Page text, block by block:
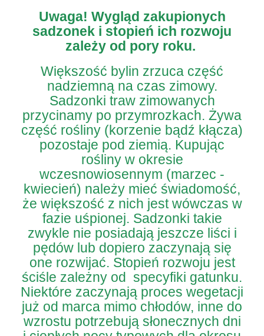
Uwaga! Wygląd zakupionych
sadzonek i stopień ich rozwoju
zależy od pory roku.
Większość bylin zrzuca część
nadziemną na czas zimowy.
Sadzonki traw zimowanych
przycinamy po przymrozkach. Żywa
część rośliny (korzenie bądź kłącza)
pozostaje pod ziemią. Kupując
rośliny w okresie
wczesnowiosennym (marzec -
kwiecień) należy mieć świadomość,
że większość z nich jest wówczas w
fazie uśpionej. Sadzonki takie
zwykle nie posiadają jeszcze liści i
pędów lub dopiero zaczynają się
one rozwijać. Stopień rozwoju jest
ściśle zależny od specyfiki gatunku.
Niektóre zaczynają proces wegetacji
już od marca mimo chłodów, inne do
wzrostu potrzebują słonecznych dni